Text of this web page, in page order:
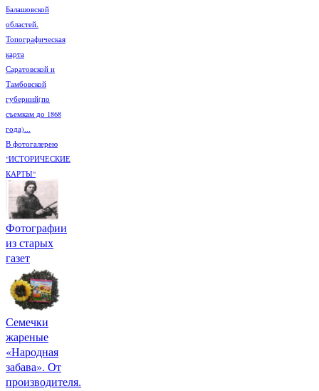
Балашовской
областей.
Топографическая
карта
Саратовской и
Тамбовской
губерний(по
съемкам до 1868
года)...
В фотогалерею
"ИСТОРИЧЕСКИЕ
КАРТЫ"
Фотографии
из старых
газет
Семечки
жареные
«Народная
забава». От
производителя.